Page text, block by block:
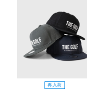
再入荷